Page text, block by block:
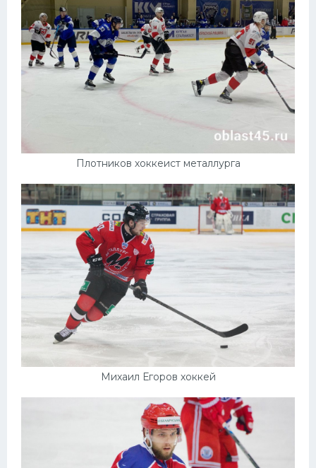
Плотников хоккеист металлурга
Михаил Егоров хоккей